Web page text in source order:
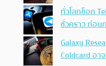
ทั่วโลกช็อก
ชั่วคราว ก่อน
Galaxy
Coldcard อ